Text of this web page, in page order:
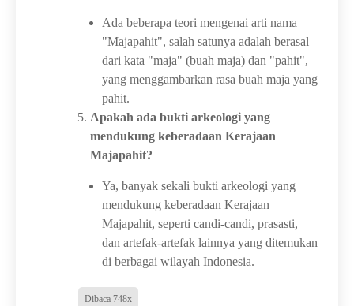
Ada beberapa teori mengenai arti nama
"Majapahit", salah satunya adalah berasal
dari kata "maja" (buah maja) dan "pahit",
yang menggambarkan rasa buah maja yang
pahit.
Apakah ada bukti arkeologi yang
mendukung keberadaan Kerajaan
Majapahit?
Ya, banyak sekali bukti arkeologi yang
mendukung keberadaan Kerajaan
Majapahit, seperti candi-candi, prasasti,
dan artefak-artefak lainnya yang ditemukan
di berbagai wilayah Indonesia.
Dibaca 748x